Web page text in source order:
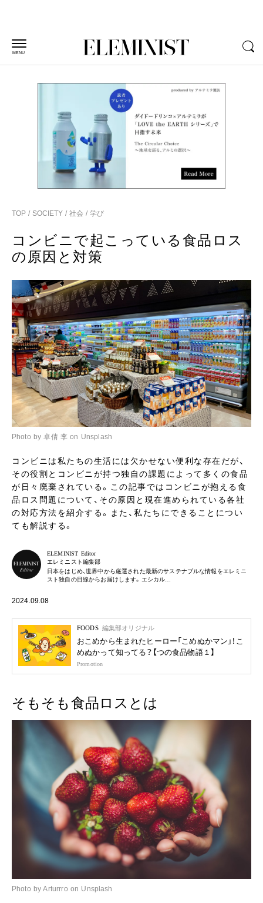
MENU
TOP SOCIETY 社会 学び
コンビニで起こっている食品ロス
の原因と対策
Photo by 卓倩 李 on Unsplash
コンビニは私たちの生活には欠かせない便利な存在だが、
その役割とコンビニが持つ独自の課題によって多くの食品
が日々廃棄されている。この記事ではコンビニが抱える食
品ロス問題について、その原因と現在進められている各社
の対応方法を紹介する。また、私たちにできることについ
ても解説する。
ELEMINIST Editor
エレミニスト編集部
日本をはじめ、世界中から厳選された最新のサステナブルな情報をエレミニ
スト独自の目線からお届けします。エシカル…
2024.09.08
FOODS 編集部オリジナル
おこめから生まれたヒーロー「こめぬかマン」！こ
めぬかって知ってる？【つの食品物語１】
Promotion
そもそも食品ロスとは
Photo by Arturrro on Unsplash